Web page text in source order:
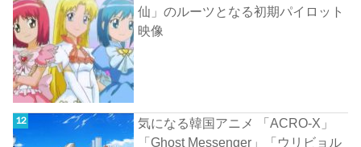
仙」のルーツとなる初期パイロット
映像
気になる韓国アニメ 「ACRO-X」
「Ghost Messenger」「ウリビョル